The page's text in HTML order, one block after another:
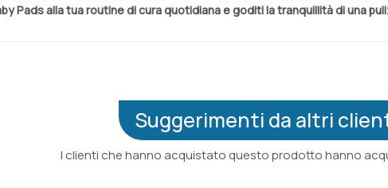
Pads alla tua routine di cura quotidiana e goditi la tranquillità di una
Suggerimenti da altri
I clienti che hanno acquistato questo prodotto hanno